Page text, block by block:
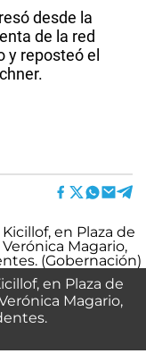
desde la
de la red
y reposteó el
en Plaza de
Magario,